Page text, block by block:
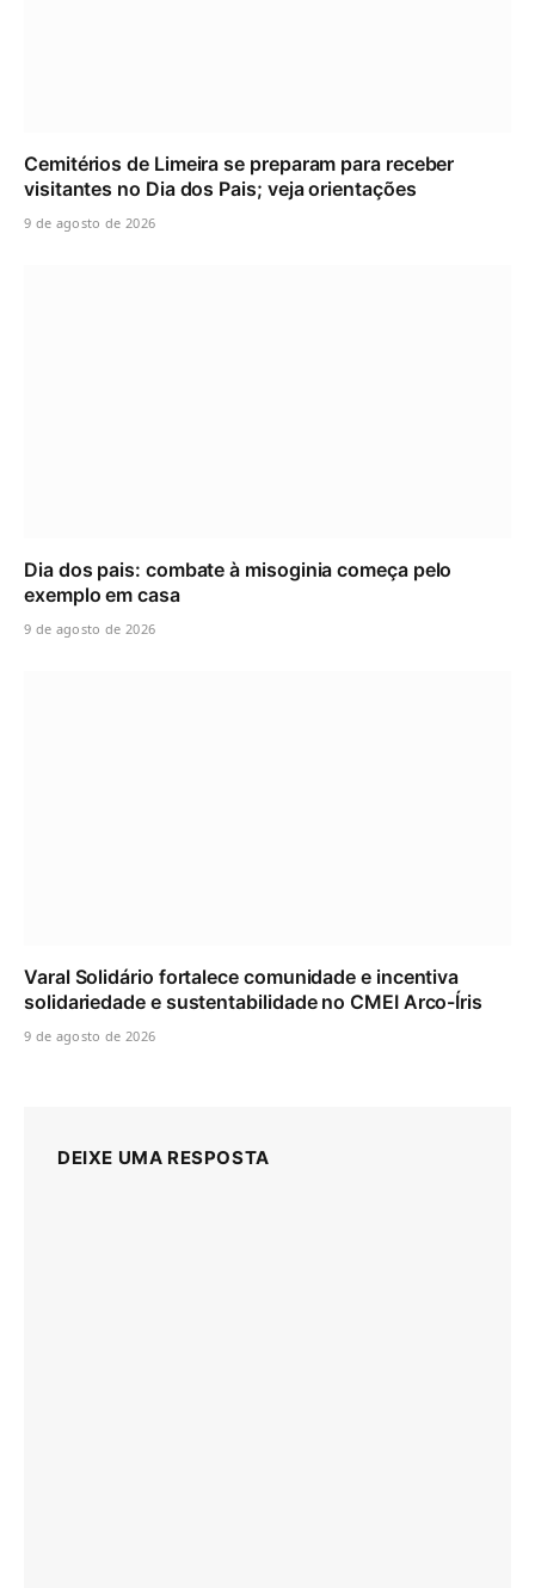
Cemitérios de Limeira se preparam para receber
visitantes no Dia dos Pais; veja orientações
9 de agosto de 2026
Dia dos pais: combate à misoginia começa pelo
exemplo em casa
9 de agosto de 2026
Varal Solidário fortalece comunidade e incentiva
solidariedade e sustentabilidade no CMEI Arco-Íris
9 de agosto de 2026
DEIXE UMA RESPOSTA